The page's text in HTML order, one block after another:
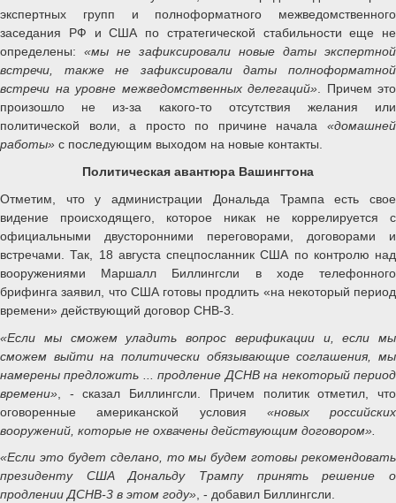
экспертных групп и полноформатного межведомственного
заседания РФ и США по стратегической стабильности еще не
определены: «мы не зафиксировали новые даты экспертной
встречи, также не зафиксировали даты полноформатной
встречи на уровне межведомственных делегаций» . Причем это
произошло не из-за какого-то отсутствия желания или
политической воли, а просто по причине начала «домашней
работы» с последующим выходом на новые контакты.
Политическая авантюра Вашингтона
Отметим, что у администрации Дональда Трампа есть свое
видение происходящего, которое никак не коррелируется с
официальными двусторонними переговорами, договорами и
встречами. Так, 18 августа спецпосланник США по контролю над
вооружениями Маршалл Биллингсли в ходе телефонного
брифинга заявил, что США готовы продлить «на некоторый период
времени» действующий договор СНВ-3.
«Если мы сможем уладить вопрос верификации и, если мы
сможем выйти на политически обязывающие соглашения, мы
намерены предложить ... продление ДСНВ на некоторый период
времени» , - сказал Биллингсли. Причем политик отметил, что
оговоренные американской условия «новых российских
вооружений, которые не охвачены действующим договором».
«Если это будет сделано, то мы будем готовы рекомендовать
президенту США Дональду Трампу принять решение о
продлении ДСНВ-3 в этом году», - добавил Биллингсли.